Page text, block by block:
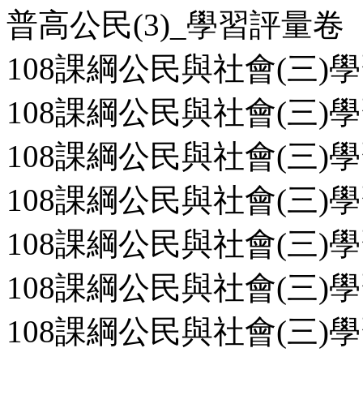
普高公民(3)_學習評量卷
108課綱公民與社會(三)
108課綱公民與社會(三)
108課綱公民與社會(三)
108課綱公民與社會(三)
108課綱公民與社會(三)
108課綱公民與社會(三)
108課綱公民與社會(三)